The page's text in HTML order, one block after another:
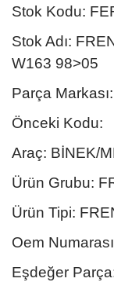
Stok Kodu:
Stok Adı:
W163 98>05
Parça
Önceki Kodu:
Araç: BİNEK/
Ürün Grubu:
Ürün Tipi:
Oem
Eşdeğer